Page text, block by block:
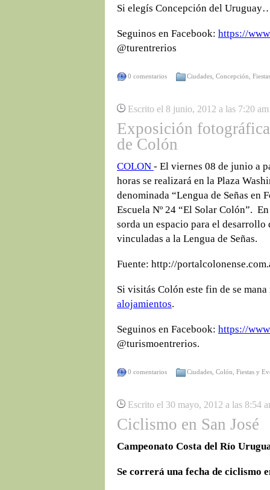
Si elegís Concepción del
Seguinos en Facebook: https://
@turentrerios
0 comentarios Ciudades Concepción
Escrito el 8 junio, 2012 a las 7:20 am
Exposición
de Colón
COLON - El viernes 08 de junio a
horas se realizará en la Plaza
denominada “Lengua de Señas en
Escuela Nº 24 “El Solar Colón”.
sorda un espacio para el
vinculadas a la Lengua de Señas.
Fuente: http://
Si visitás Colón este fin de se
alojamientos.
Seguinos en Facebook: https://
@turismoentrerios.
0 comentarios Ciudades Colón Fiestas y
Escrito el 30 mayo, 2012 a las 8:54
Ciclismo en San José
Campeonato Costa del Río
Se correrá una fecha de ciclismo